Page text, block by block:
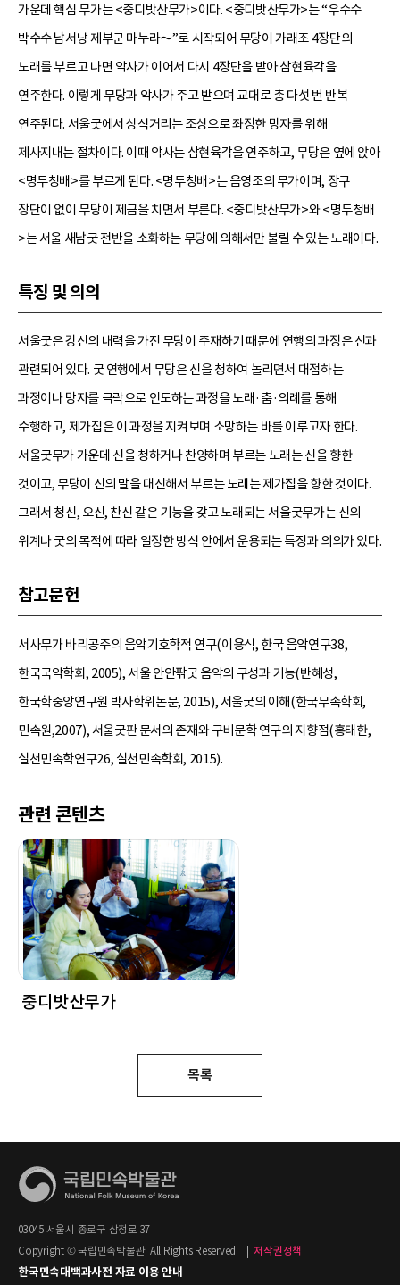
가운데 핵심 무가는 <중디밧산무가>이다. <중디밧산무가>는 “우수수
박수수 남서낭 제부군 마누라～”로 시작되어 무당이 가래조 4장단의
노래를 부르고 나면 악사가 이어서 다시 4장단을 받아 삼현육각을
연주한다. 이렇게 무당과 악사가 주고 받으며 교대로 총 다섯 번 반복
연주된다. 서울굿에서 상식거리는 조상으로 좌정한 망자를 위해
제사지내는 절차이다. 이때 악사는 삼현육각을 연주하고, 무당은 옆에 앉아
<명두청배>를 부르게 된다. <명두청배>는 음영조의 무가이며, 장구
장단이 없이 무당이 제금을 치면서 부른다. <중디밧산무가>와 <명두청배
>는 서울 새남굿 전반을 소화하는 무당에 의해서만 불릴 수 있는 노래이다.
특징 및 의의
서울굿은 강신의 내력을 가진 무당이 주재하기 때문에 연행의 과정은 신과
관련되어 있다. 굿 연행에서 무당은 신을 청하여 놀리면서 대접하는
과정이나 망자를 극락으로 인도하는 과정을 노래·춤·의례를 통해
수행하고, 제가집은 이 과정을 지켜보며 소망하는 바를 이루고자 한다.
서울굿무가 가운데 신을 청하거나 찬양하며 부르는 노래는 신을 향한
것이고, 무당이 신의 말을 대신해서 부르는 노래는 제가집을 향한 것이다.
그래서 청신, 오신, 찬신 같은 기능을 갖고 노래되는 서울굿무가는 신의
위계나 굿의 목적에 따라 일정한 방식 안에서 운용되는 특징과 의의가 있다.
참고문헌
서사무가 바리공주의 음악기호학적 연구(이용식, 한국 음악연구38,
한국국악학회, 2005), 서울 안안팎굿 음악의 구성과 기능(반혜성,
한국학중앙연구원 박사학위논문, 2015), 서울굿의 이해(한국무속학회,
민속원,2007), 서울굿판 문서의 존재와 구비문학 연구의 지향점(홍태한,
실천민속학연구26, 실천민속학회, 2015).
관련 콘텐츠
중디밧산무가
목록
03045 서울시 종로구 삼청로 37
Copyright © 국립민속박물관. All Rights Reserved.
저작권정책
한국민속대백과사전 자료 이용 안내